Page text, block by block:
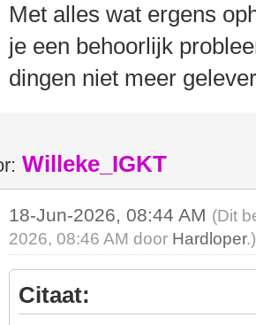
Met alles wat ergens
je een behoorlijk
dingen niet meer
Willeke_IGKT
18-Jun-2026, 08:44 AM (Dit
2026, 08:46 AM door Hardloper.)
Citaat: